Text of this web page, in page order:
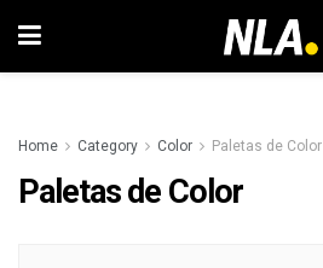
Home Category Color Paletas de Color
Paletas de Color